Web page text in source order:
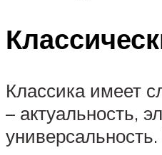
Классика имеет
– актуальность,